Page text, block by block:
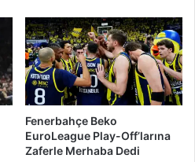
Fenerbahçe Beko
EuroLeague Play-Off’larına
Zaferle Merhaba Dedi